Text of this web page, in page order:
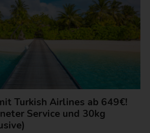
Turkish Airlines ab 649€!
Service und 30kg